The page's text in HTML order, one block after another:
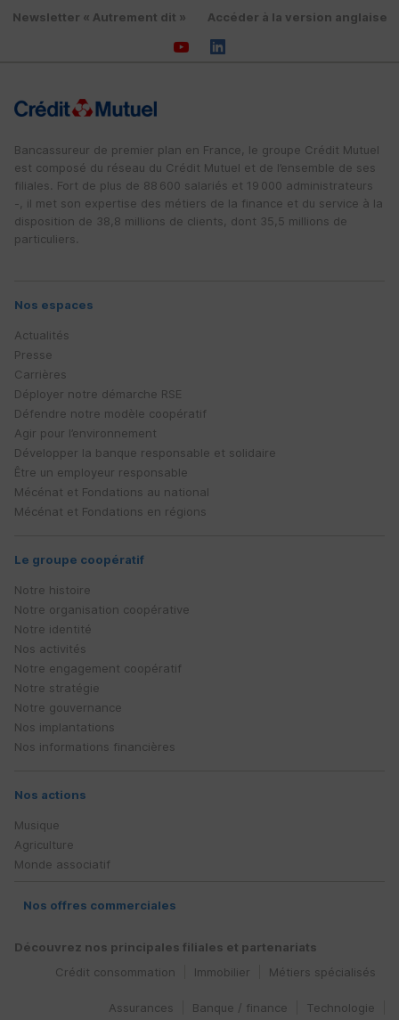
Newsletter « Autrement dit »
Accéder à la version anglaise
Bancassureur de premier plan en France, le groupe Crédit Mutuel
est composé du réseau du Crédit Mutuel et de l’ensemble de ses
filiales. Fort de plus de 88 600 salariés et 19 000 administrateurs
-, il met son expertise des métiers de la finance et du service à la
disposition de 38,8 millions de clients, dont 35,5 millions de
particuliers.
Nos espaces
Actualités
Presse
Carrières
Déployer notre démarche RSE
Défendre notre modèle coopératif
Agir pour l’environnement
Développer la banque responsable et solidaire
Être un employeur responsable
Mécénat et Fondations au national
Mécénat et Fondations en régions
Le groupe coopératif
Notre histoire
Notre organisation coopérative
Notre identité
Nos activités
Notre engagement coopératif
Notre stratégie
Notre gouvernance
Nos implantations
Nos informations financières
Nos actions
Musique
Agriculture
Monde associatif
Nos offres commerciales
Découvrez nos principales filiales et partenariats
Métiers spécialisés
Immobilier
Crédit consommation
Technologie
Banque / finance
Assurances